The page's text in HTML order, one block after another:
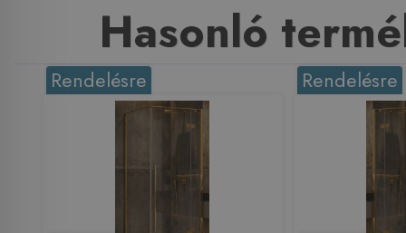
Hasonló
Rendelésre Rendelésre